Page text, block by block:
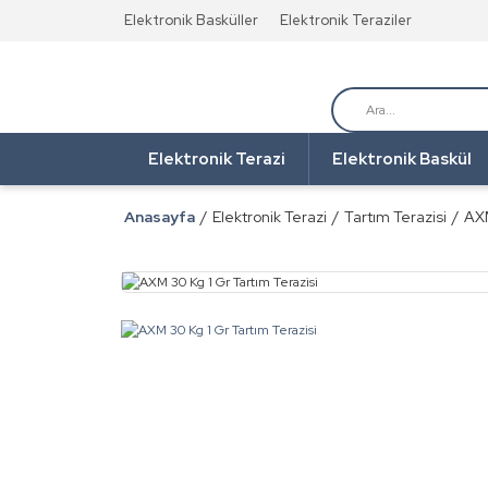
Elektronik Basküller Elektronik Teraziler
Elektronik Terazi Elektronik Baskül
Anasayfa Elektronik Terazi Tartım Terazisi